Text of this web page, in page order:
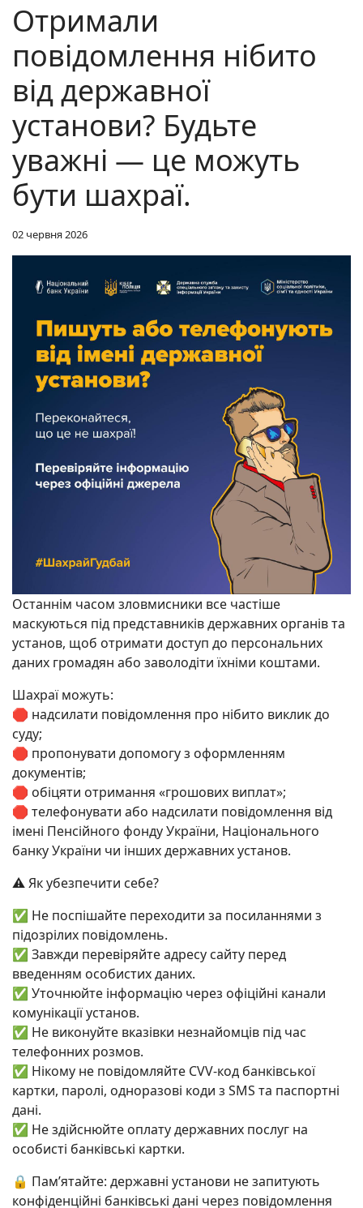
Отримали
повідомлення нібито
від державної
установи? Будьте
уважні — це можуть
бути шахраї.
02 червня 2026
Останнім часом зловмисники все частіше
маскуються під представників державних органів та
установ, щоб отримати доступ до персональних
даних громадян або заволодіти їхніми коштами.
Шахраї можуть:
🛑 надсилати повідомлення про нібито виклик до
суду;
🛑 пропонувати допомогу з оформленням
документів;
🛑 обіцяти отримання «грошових виплат»;
🛑 телефонувати або надсилати повідомлення від
імені Пенсійного фонду України, Національного
банку України чи інших державних установ.
⚠️ Як убезпечити себе?
✅ Не поспішайте переходити за посиланнями з
підозрілих повідомлень.
✅ Завжди перевіряйте адресу сайту перед
введенням особистих даних.
✅ Уточнюйте інформацію через офіційні канали
комунікації установ.
✅ Не виконуйте вказівки незнайомців під час
телефонних розмов.
✅ Нікому не повідомляйте CVV-код банківської
картки, паролі, одноразові коди з SMS та паспортні
дані.
✅ Не здійснюйте оплату державних послуг на
особисті банківські картки.
🔒 Пам’ятайте: державні установи не запитують
конфіденційні банківські дані через повідомлення